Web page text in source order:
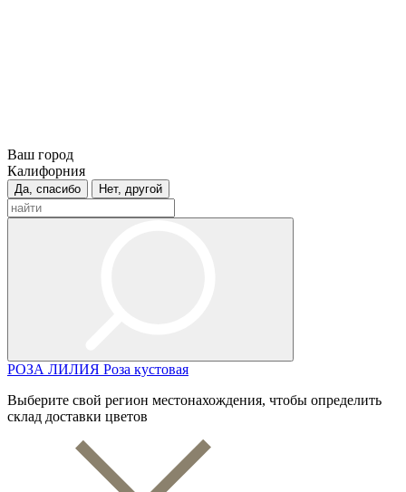
Ваш город
Калифорния
Да, спасибо Нет, другой
РОЗА ЛИЛИЯ Роза кустовая
Выберите свой регион местонахождения, чтобы определить
склад доставки цветов